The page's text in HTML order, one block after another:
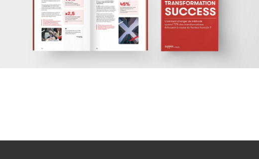
elle a la capacité de décrire comment les «
recueillis.
en conversation avec des individus pris dans leurs
observateurs d’eux-mêmes et de leur tribu.
pris dans son univers familier, depuis ses
dans un discours de vérité, sans fioriture.